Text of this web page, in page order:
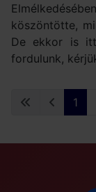
köszöntötte,
De ekkor is itt
fordulunk,
1